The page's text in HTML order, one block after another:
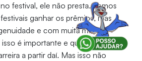
festival, ele não presta. Temos
ganhar os prêmios, mas
e com muita malícia.
é importante e que a gente
a partir daí. Mas isso não